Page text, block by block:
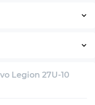
Legion 27U-10